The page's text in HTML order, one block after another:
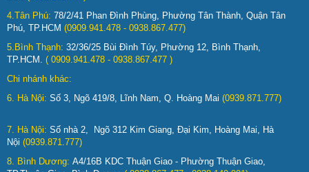
4.Tân Phú: 78/2/41 Phan Đình Phùng, Phường Tân Thành, Quận Tân
Phú, TP.HCM (0909.941.478 - 0938.867.477)
5.Bình Thạnh: 32/36/25 Bùi Đình Túy, Phường 12, Bình Thạnh,
TP.HCM. ( 0909.941.478 - 0938.867.477 )
Chi nhánh khác:
6. Hà Nội: Số 3, Ngõ 419/8, Lĩnh Nam, Q. Hoàng Mai (0939.871.777)
7. Hà Nội: Số nhà 2, Ngõ 312 Kim Giang, Đại Kim, Hoàng Mai, Hà
Nội (0939.871.777)
8. Bình Dương: A4/16B KDC Thuận Giao - Phường Thuận Giao,